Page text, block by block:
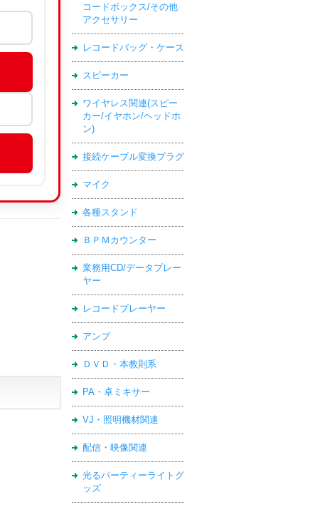
コードボックス/その他
アクセサリー
レコードバッグ・ケース
スピーカー
ワイヤレス関連(スピー
カー/イヤホン/ヘッドホ
ン)
接続ケーブル変換プラグ
マイク
各種スタンド
ＢＰＭカウンター
業務用CD/データプレー
ヤー
レコードプレーヤー
アンプ
ＤＶＤ・本教則系
PA・卓ミキサー
VJ・照明機材関連
配信・映像関連
光るパーティーライトグ
ッズ